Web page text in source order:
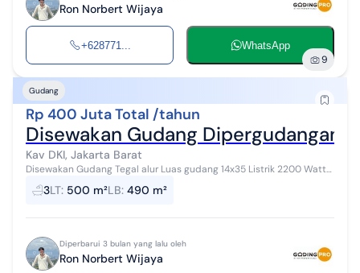
Ron Norbert Wijaya
+628771... WhatsApp
9
Gudang
Rp 400 Juta Total /tahun
Disewakan Gudang Dipergudangan
Kav DKI, Jakarta Barat
Disewakan Gudang Tegal alur Luas gudang 14x35 Listrik 2200 Watt
Air sumur pompa Kondisi masih bagus dan belum di renov Harga
sewa 400jt/th...
3LT: 500 m²LB: 490 m²
Diperbarui 3 bulan yang lalu oleh
Ron Norbert Wijaya